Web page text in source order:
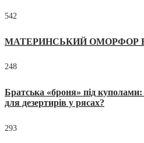
542
МАТЕРИНСЬКИЙ ОМОРФОР В
248
Братська «броня» під
для дезертирів у рясах?
293